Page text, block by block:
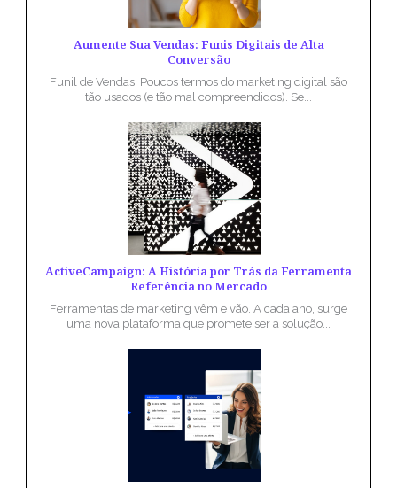
Aumente Sua Vendas: Funis Digitais de Alta
Conversão
Funil de Vendas. Poucos termos do marketing digital são
tão usados (e tão mal compreendidos). Se...
ActiveCampaign: A História por Trás da Ferramenta
Referência no Mercado
Ferramentas de marketing vêm e vão. A cada ano, surge
uma nova plataforma que promete ser a solução...